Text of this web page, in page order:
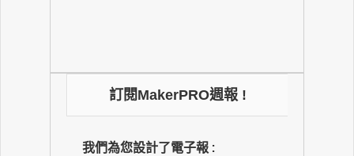
訂閱MakerPRO週報 !
我們為您設計了電子報 :